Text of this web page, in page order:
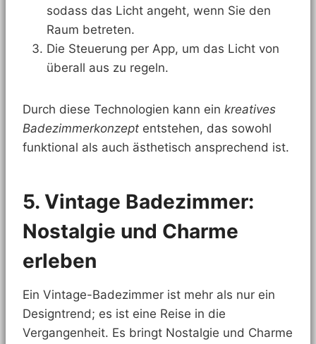
sodass das Licht angeht, wenn Sie den
Raum betreten.
Die Steuerung per App, um das Licht von
überall aus zu regeln.
Durch diese Technologien kann ein kreatives
Badezimmerkonzept entstehen, das sowohl
funktional als auch ästhetisch ansprechend ist.
5. Vintage Badezimmer:
Nostalgie und Charme
erleben
Ein Vintage-Badezimmer ist mehr als nur ein
Designtrend; es ist eine Reise in die
Vergangenheit. Es bringt Nostalgie und Charme